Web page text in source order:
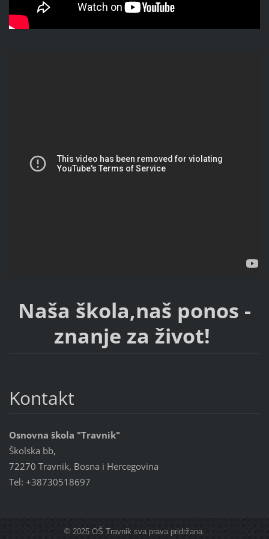
Naša škola,naš ponos -
znanje za život!
Kontakt
Osnovna škola "Travnik"
Školska bb,
72270 Travnik, Bosna i Hercegovina
Tel: +38730518697
© 2025 OŠ Travnik sva prava pridržana.